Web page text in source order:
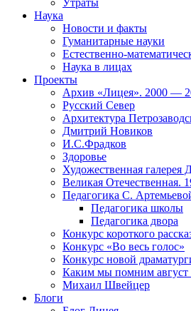
Утраты
Наука
Новости и факты
Гуманитарные науки
Естественно-
Наука в лицах
Проекты
Архив «Лицея». 2000 —
Русский Север
Архитектура
Дмитрий Новиков
И.С.Фрадков
Здоровье
Художественная
Великая Отечественная.
Педагогика С.
Педагогика школы
Педагогика двора
Конкурс короткого
Конкурс «Во весь голос»
Конкурс новой
Каким мы помним
Михаил Швейцер
Блоги